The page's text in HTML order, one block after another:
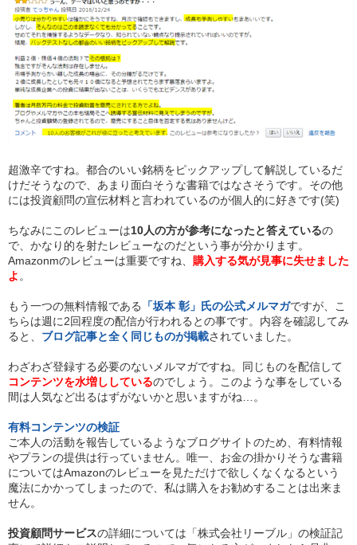
超激辛ですね。都合のいい銘柄をピックアップして解説しているだ
けだそうなので、あまり面白そうな書籍ではなさそうです。その他
には投資顧問の宣伝材料と言われているのが個人的に好きです(笑)
ちなみにこのレビューは10人の方が参考になったと答えているの
で、かなり的を射たレビューなのだという事が分かります。
Amazonmのレビューは重要ですね、 購入する気が見事に失せました
よ 。
もう一つの無料情報である 「坂本 彰」氏の公式メルマガですが、こ
ちらは週に2回程度の配信が行われるとの事です。内容を確認してみ
ると、 ブログ記事と全く同じものが掲載されていました。
わざわざ登録する必要のないメルマガですね。同じものを配信して
コンテンツを水増ししているのでしょう。このような事をしている
間は人気など出るはずがないかと思いますがね…。
有料コンテンツの検証
ご本人の活動を報告しているようなブログサイトのため、有料情報
やプランの提供は行っていません。唯一、お金の掛かりそうな書籍
についてはAmazonのレビューを見ただけで欲しくなくなるという
魔法にかかってしまったので、私は購入をお勧めすることは出来ま
せん。
投資顧問サービスの詳細については「株式会社リーブル」の検証記